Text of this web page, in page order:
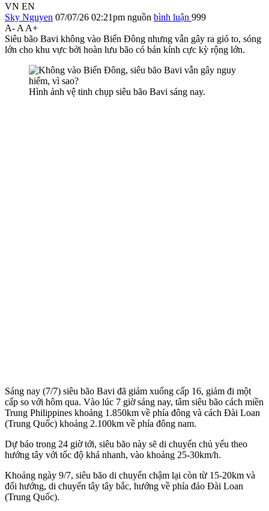
VN EN
Sky Nguyen 07/07/26 02:21pm nguồn bình luận 999
A- A A+
Siêu bão Bavi không vào Biển Đông nhưng vẫn gây ra gió to, sóng
lớn cho khu vực bởi hoàn lưu bão có bán kính cực kỳ rộng lớn.
Hình ảnh vệ tinh chụp siêu bão Bavi sáng nay.
Sáng nay (7/7) siêu bão Bavi đã giảm xuống cấp 16, giảm đi một
cấp so với hôm qua. Vào lúc 7 giờ sáng nay, tâm siêu bão cách miền
Trung Philippines khoảng 1.850km về phía đông và cách Đài Loan
(Trung Quốc) khoảng 2.100km về phía đông nam.
Dự báo trong 24 giờ tới, siêu bão này sẽ di chuyển chủ yếu theo
hướng tây với tốc độ khá nhanh, vào khoảng 25-30km/h.
Khoảng ngày 9/7, siêu bão di chuyển chậm lại còn từ 15-20km và
đổi hướng, di chuyển tây tây bắc, hướng về phía đảo Đài Loan
(Trung Quốc).